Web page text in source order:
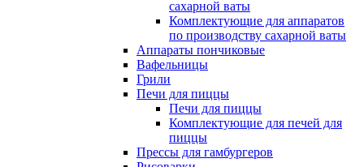
сахарной ваты
Комплектующие для аппаратов
по производству сахарной ваты
Аппараты пончиковые
Вафельницы
Грили
Печи для пиццы
Печи для пиццы
Комплектующие для печей для
пиццы
Прессы для гамбургеров